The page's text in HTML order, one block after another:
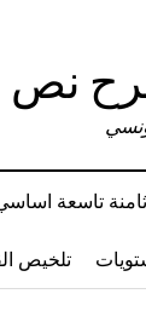
نص
تاسعة
تلخيص